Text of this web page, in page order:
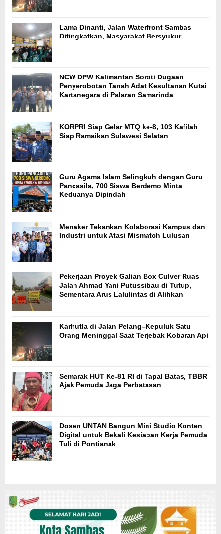
Lama Dinanti, Jalan Waterfront Sambas
Ditingkatkan, Masyarakat Bersyukur
NCW DPW Kalimantan Soroti Dugaan
Penyerobotan Tanah Adat Kesultanan Kutai
Kartanegara di Palaran Samarinda
KORPRI Siap Gelar MTQ ke-8, 103 Kafilah
Siap Ramaikan Sulawesi Selatan
Guru Agama Islam Selingkuh dengan Guru
Pancasila, 700 Siswa Berdemo Minta
Keduanya Dipindah
Menaker Tekankan Kolaborasi Kampus dan
Industri untuk Atasi Mismatch Lulusan
Pekerjaan Proyek Galian Box Culver Ruas
Jalan Ahmad Yani Putussibau di Tutup,
Sementara Arus Lalulintas di Alihkan
Karhutla di Jalan Pelang–Kepuluk Satu
Orang Meninggal Saat Terjebak Kobaran Api
Semarak HUT Ke-81 RI di Tapal Batas, TBBR
Ajak Pemuda Jaga Perbatasan
Dosen UNTAN Bangun Mini Studio Konten
Digital untuk Bekali Kesiapan Kerja Pemuda
Tuli di Pontianak